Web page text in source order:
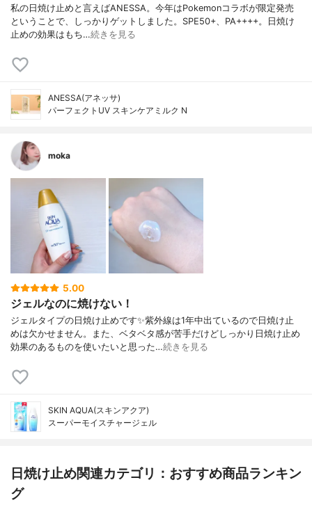
私の日焼け止めと言えばANESSA。今年はPokemonコラボが限定発売
ということで、しっかりゲットしました。SPE50+、PA++++。日焼け
止めの効果はもち…続きを見る
ANESSA(アネッサ)
パーフェクトUV スキンケアミルク N
moka
5.00
ジェルなのに焼けない！
ジェルタイプの日焼け止めです✨紫外線は1年中出ているので日焼け止
めは欠かせません。また、ベタベタ感が苦手だけどしっかり日焼け止め
効果のあるものを使いたいと思った…続きを見る
SKIN AQUA(スキンアクア)
スーパーモイスチャージェル
日焼け止め関連カテゴリ：おすすめ商品ランキン
グ